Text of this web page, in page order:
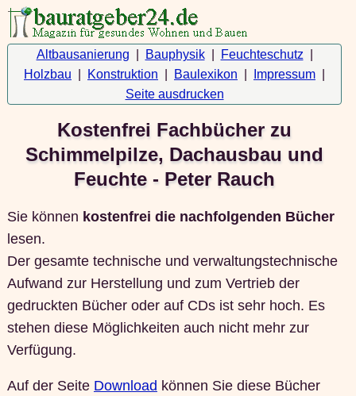
Altbausanierung Bauphysik| Feuchteschutz
Holzbau
Konstruktion Baulexikon Impressum
Seite ausdrucken
Kostenfrei Fachbücher zu
Schimmelpilze, Dachausbau und
Feuchte - Peter Rauch
Sie können kostenfrei die nachfolgenden Bücher
lesen.
Der gesamte technische und verwaltungstechnische
Aufwand zur Herstellung und zum Vertrieb der
gedruckten Bücher oder auf CDs ist sehr hoch. Es
stehen diese Möglichkeiten auch nicht mehr zur
Verfügung.
Auf der Seite Download können Sie diese Bücher